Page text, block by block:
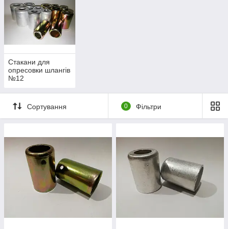
Довговічність та зносостійкість
Стакани для
опресовки шлангів
№12
Сортування 0 Фільтри